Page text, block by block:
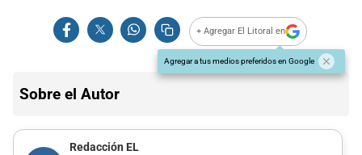
+ Agregar El Litoral en
Agregar a tus medios preferidos en Google
Sobre el Autor
Redacción EL